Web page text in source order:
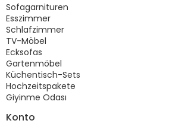
Sofagarnituren
Esszimmer
Schlafzimmer
TV-Möbel
Ecksofas
Gartenmöbel
Küchentisch-Sets
Hochzeitspakete
Giyinme Odası
Konto